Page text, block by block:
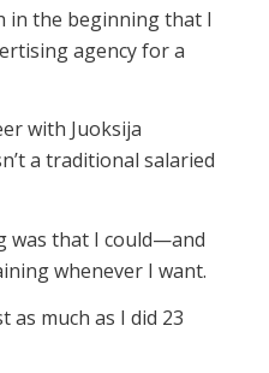
in the beginning that I
agency for a
with Juoksija
a traditional salaried
was that I could—and
whenever I want.
as much as I did 23